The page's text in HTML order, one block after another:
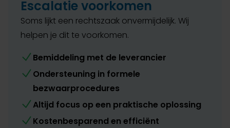
Escalatie voorkomen
Soms lijkt een rechtszaak onvermijdelijk. Wij
helpen je dit te voorkomen.
Bemiddeling met de leverancier
Ondersteuning in formele
bezwaarprocedures
Altijd focus op een praktische oplossing
Kostenbesparend en efficiënt